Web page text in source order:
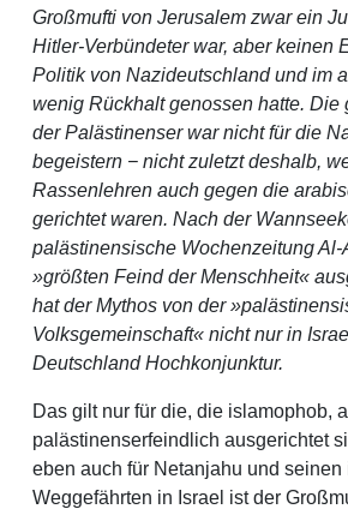
Großmufti von Jerusalem zwar ein
Hitler-Verbündeter war, aber keinen
Politik von Nazideutschland und im
wenig Rückhalt genossen hatte. Die
der Palästinenser war nicht für die
begeistern − nicht zuletzt deshalb,
Rassenlehren auch gegen die
gerichtet waren. Nach der
palästinensische Wochenzeitung
»größten Feind der Menschheit«
hat der Mythos von der
Volksgemeinschaft« nicht nur in
Deutschland Hochkonjunktur.
Das gilt nur für die, die islamophob,
palästinenserfeindlich ausgerichtet
eben auch für Netanjahu und
Weggefährten in Israel ist der